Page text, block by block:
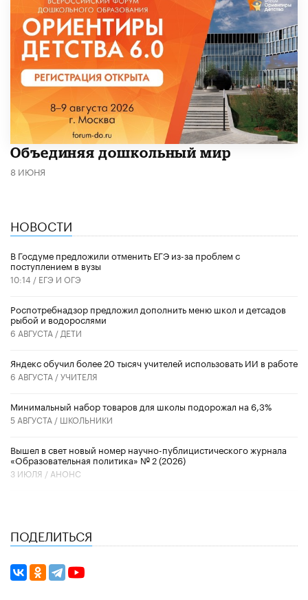
​Объединяя дошкольный мир
8 ИЮНЯ
НОВОСТИ
В Госдуме предложили отменить ЕГЭ из-за проблем с
поступлением в вузы
10:14 / ЕГЭ И ОГЭ
Роспотребнадзор предложил дополнить меню школ и детсадов
рыбой и водорослями
6 АВГУСТА / ДЕТИ
​Яндекс обучил более 20 тысяч учителей использовать ИИ в работе
6 АВГУСТА /УЧИТЕЛЯ
Минимальный набор товаров для школы подорожал на 6,3%
5 АВГУСТА / ШКОЛЬНИКИ
Вышел в свет новый номер научно-публицистического журнала
«Образовательная политика» № 2 (2026)
3 ИЮЛЯ / АНОНС
ПОДЕЛИТЬСЯ